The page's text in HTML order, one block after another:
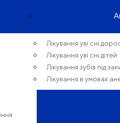
Лікування уві сні
Лікування уві сні дітей
Лікування зубів під
Лікування в умовах